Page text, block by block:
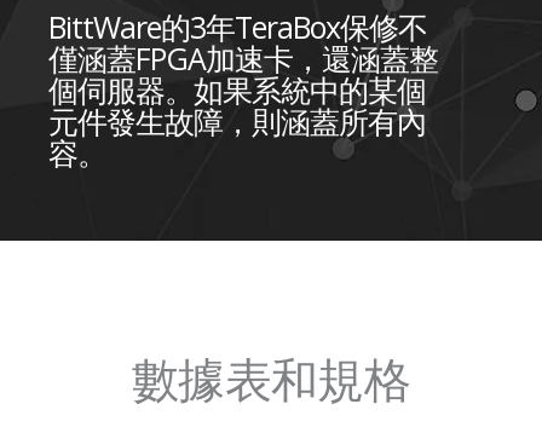
BittWare的3年TeraBox保修不
僅涵蓋FPGA加速卡，還涵蓋整
個伺服器。如果系統中的某個
元件發生故障，則涵蓋所有內
容。
數據表和規格